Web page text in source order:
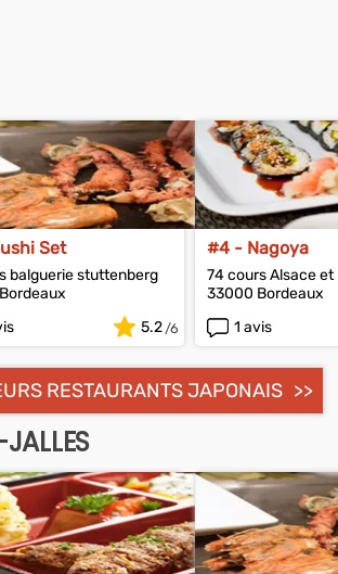
Set
balguerie stuttenberg
5.2
#4 - Nagoya
74 cours Alsace et
33000 Bordeaux
1 avis
RESTAURANTS JAPONAIS